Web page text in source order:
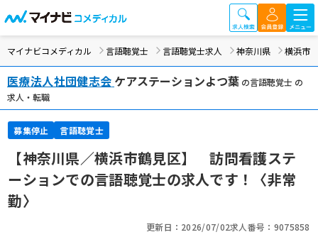
マイナビコメディカル 言語聴覚士 言語聴覚士求人 神奈川県 横浜市
医療法人社団健志会 ケアステーションよつ葉 の言語聴覚士 の
求人・転職
募集停止 言語聴覚士
【神奈川県／横浜市鶴見区】 訪問看護ステ
ーションでの言語聴覚士の求人です！〈非常
勤〉
更新日：2026/07/02求人番号：9075858